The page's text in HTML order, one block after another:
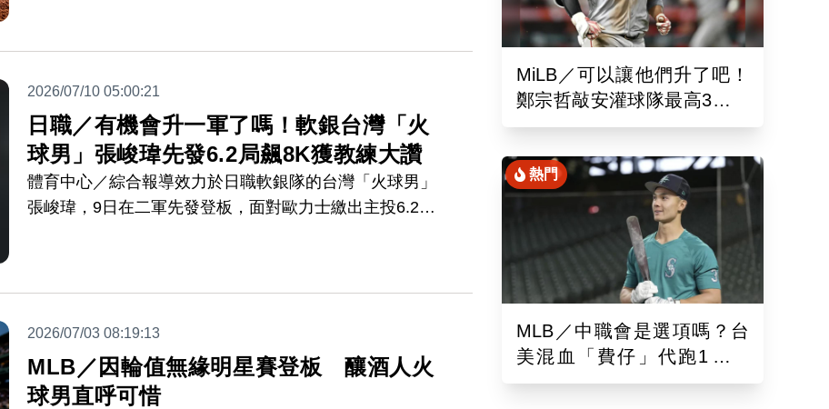
2026/07/10 05:00:21
日職／有機會升一軍了嗎！軟銀台灣「火
球男」張峻瑋先發6.2局飆8K獲教練大讚
體育中心／綜合報導效力於日職軟銀隊的台灣「火球男」
張峻瑋，9日在二軍先發登板，面對歐力士繳出主投6.2局
2026/07/03 08:19:13
MLB／因輪值無緣明星賽登板 釀酒人火
球男直呼可惜
MiLB／可以讓他們升了吧！
鄭宗哲敲安灌球隊最高3打點
混血「龍仔」單場猛打賞
熱門
MLB／中職會是選項嗎？台
美混血「費仔」代跑1場被
DFA！再成自由球員動向受